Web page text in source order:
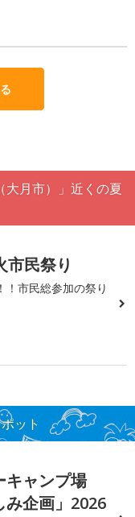
大月市）」近くの夏
市民祭り
！市民総参加の祭り
ット
キャンプ場
み企画」2026